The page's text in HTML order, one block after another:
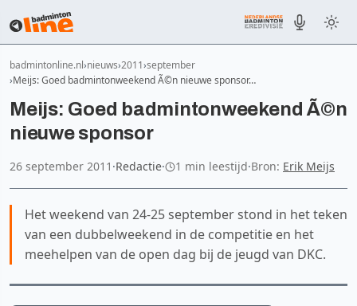
badmintonline.nl nieuws 2011 september
Meijs: Goed badmintonweekend Ã©n nieuwe sponsor…
Meijs: Goed badmintonweekend Ã©n
nieuwe sponsor
26 september 2011 ·Redactie· 1 min leestijd·Bron: Erik Meijs
Het weekend van 24-25 september stond in het teken
van een dubbelweekend in de competitie en het
meehelpen van de open dag bij de jeugd van DKC.